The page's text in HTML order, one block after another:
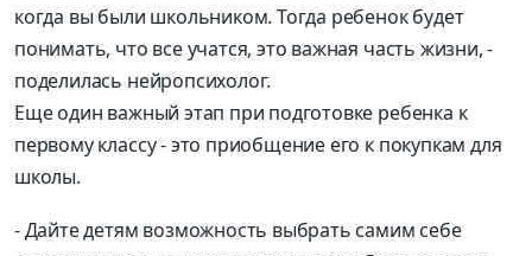
когда вы были школьником. Тогда ребенок будет
понимать, что все учатся, это важная часть жизни, -
поделилась нейропсихолог.
Еще один важный этап при подготовке ребенка к
первому классу - это приобщение его к покупкам для
школы.
- Дайте детям возможность выбрать самим себе